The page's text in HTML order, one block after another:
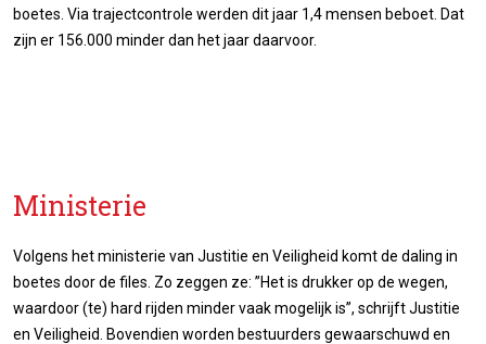
boetes. Via trajectcontrole werden dit jaar 1,4 mensen beboet. Dat
zijn er 156.000 minder dan het jaar daarvoor.
Ministerie
Volgens het ministerie van Justitie en Veiligheid komt de daling in
boetes door de files. Zo zeggen ze: ”Het is drukker op de wegen,
waardoor (te) hard rijden minder vaak mogelijk is”, schrijft Justitie
en Veiligheid. Bovendien worden bestuurders gewaarschuwd en